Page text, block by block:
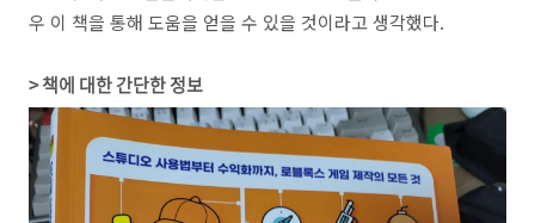
우 이 책을 통해 도움을 얻을 수 있을 것이라고 생각했다.
> 책에 대한 간단한 정보